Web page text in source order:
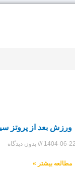
ورزش بعد از پروتز
1404-06-22 بدون دیدگاه
مطالعه بیشتر »